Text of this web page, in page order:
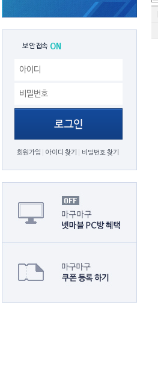
보안접속 ON
회원가입 아이디 찾기 비밀번호 찾기